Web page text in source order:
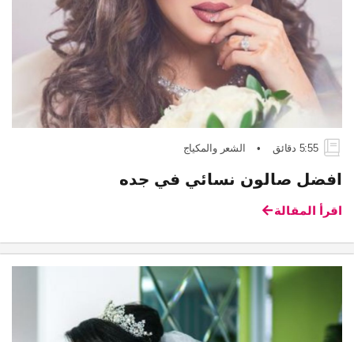
5:55 دقائق • الشعر والمكياج
افضل صالون نسائي في جده
اقرأ المقالة